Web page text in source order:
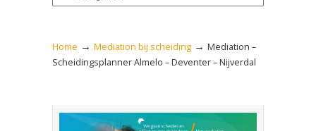
Home → Mediation bij scheiding → Mediation –
Scheidingsplanner Almelo – Deventer – Nijverdal